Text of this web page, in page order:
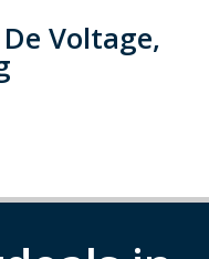
Voltage,